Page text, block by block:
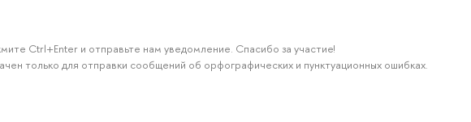
Ctrl+Enter и отправьте нам уведомление. Спасибо за участие!
только для отправки сообщений об орфографических и пунктуационных ошибках.